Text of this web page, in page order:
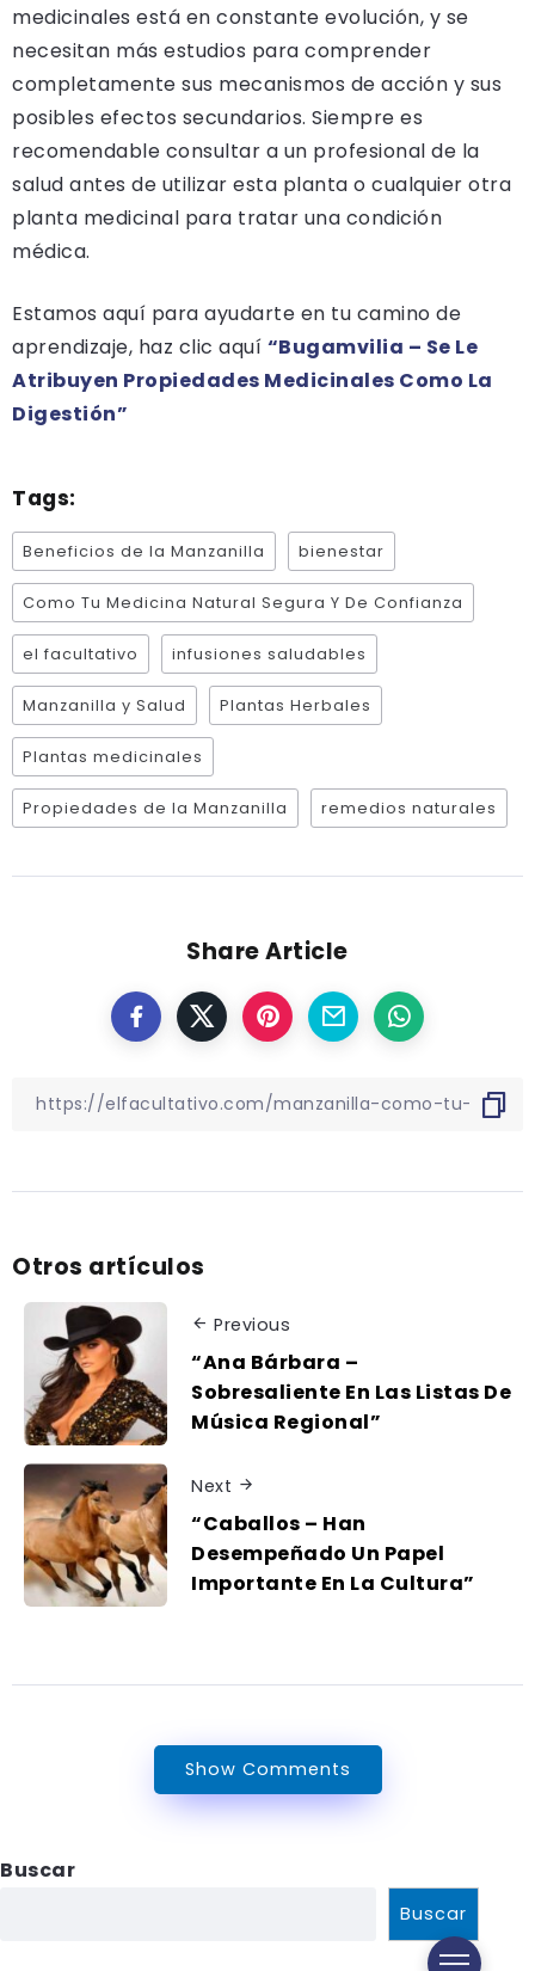
medicinales está en constante evolución, y se
necesitan más estudios para comprender
completamente sus mecanismos de acción y sus
posibles efectos secundarios. Siempre es
recomendable consultar a un profesional de la
salud antes de utilizar esta planta o cualquier otra
planta medicinal para tratar una condición
médica.
Estamos aquí para ayudarte en tu camino de
aprendizaje, haz clic aquí “Bugamvilia – Se Le
Atribuyen Propiedades Medicinales Como La
Digestión”
Tags:
Beneficios de la Manzanilla bienestar
Como Tu Medicina Natural Segura Y De Confianza
el facultativo infusiones saludables
Manzanilla y Salud Plantas Herbales
Plantas medicinales
Propiedades de la Manzanilla remedios naturales
Share Article
Otros artículos
Previous
“Ana Bárbara –
Sobresaliente En Las Listas De
Música Regional”
Next
“Caballos – Han
Desempeñado Un Papel
Importante En La Cultura”
Show Comments
Buscar
Buscar